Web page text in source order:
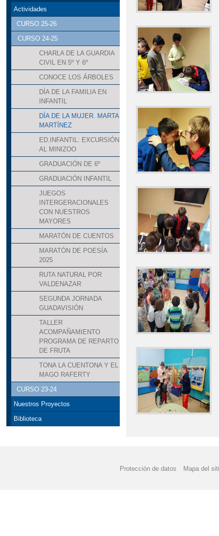
Actividades
CURSO 25-26
CURSO 24-25
CHARLA DE LA GUARDIA
CIVIL EN 5º Y 6º
CONOCE LOS ÁRBOLES
DÍA DE LA FAMILIA EN
INFANTIL
DÍA DE LA MUJER. MARTA
MARTÍNEZ
ED.INFANTIL: EXCURSIÓN
AL MINIZOO
GRADUACIÓN DE 6º
GRADUACIÓN INFANTIL
JUEGOS
INTERGERACIONALES
CON NUESTROS
MAYORES
MARATÓN DE CUENTOS
MARATÓN DE POESÍA
2025
RUTA NATURAL POR
VALDENAZAR
SEGUNDA JORNADA
GUADAVISIÓN
TALLER
ACOMPAÑAMIENTO
PROGRAMA DE REPARTO
DE FRUTA
TONA LA CUENTONA Y EL
MAGO RAFERTY
CURSO 23-24
Nuestros Proyectos
Biblioteca
Protección de datos Mapa del